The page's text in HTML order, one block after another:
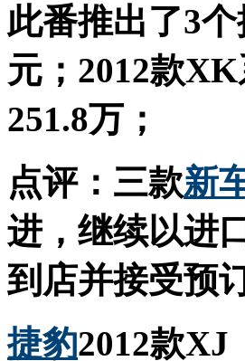
此番推出了3
元；2012款
251.8万；
点评：三款新
进，继续以进
到店并接受预订
捷豹2012款XJ